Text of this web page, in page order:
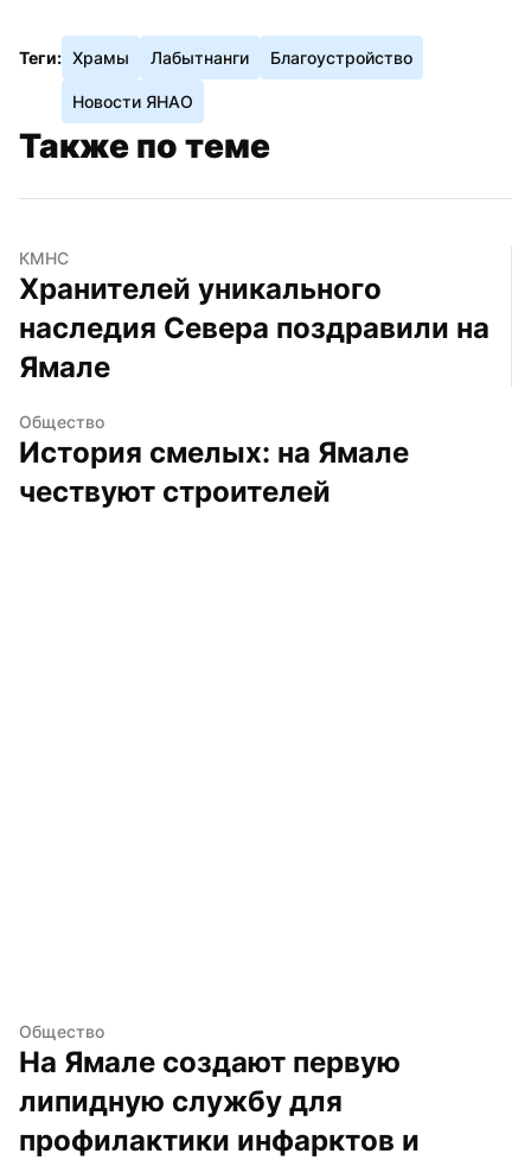
Теги: Храмы Лабытнанги Благоустройство
Новости ЯНАО
Также по теме
КМНС
Хранителей уникального
наследия Севера поздравили на
Ямале
Общество
История смелых: на Ямале
чествуют строителей
Общество
На Ямале создают первую
липидную службу для
профилактики инфарктов и